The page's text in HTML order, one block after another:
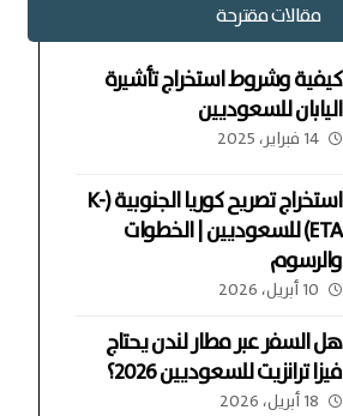
مقالات مقترحة
كيفية وشروط استخراج تأشيرة
اليابان للسعوديين
14 فبراير، 2025
استخراج تصريح كوريا الجنوبية (K-
ETA) للسعوديين | الخطوات
والرسوم
10 أبريل، 2026
هل السفر عبر مطار لندن يحتاج
فيزا ترانزيت للسعوديين 2026؟
18 أبريل، 2026